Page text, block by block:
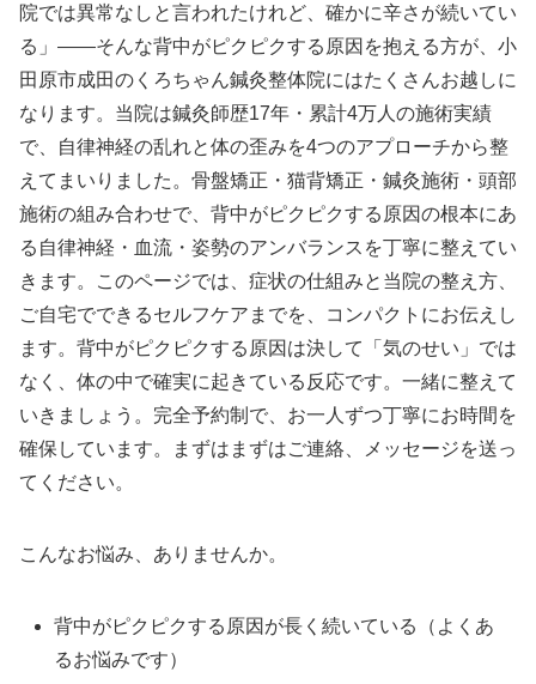
院では異常なしと言われたけれど、確かに辛さが続いてい
る」——そんな背中がピクピクする原因を抱える方が、小
田原市成田のくろちゃん鍼灸整体院にはたくさんお越しに
なります。当院は鍼灸師歴17年・累計4万人の施術実績
で、自律神経の乱れと体の歪みを4つのアプローチから整
えてまいりました。骨盤矯正・猫背矯正・鍼灸施術・頭部
施術の組み合わせで、背中がピクピクする原因の根本にあ
る自律神経・血流・姿勢のアンバランスを丁寧に整えてい
きます。このページでは、症状の仕組みと当院の整え方、
ご自宅でできるセルフケアまでを、コンパクトにお伝えし
ます。背中がピクピクする原因は決して「気のせい」では
なく、体の中で確実に起きている反応です。一緒に整えて
いきましょう。完全予約制で、お一人ずつ丁寧にお時間を
確保しています。まずはまずはご連絡、メッセージを送っ
てください。
こんなお悩み、ありませんか。
背中がピクピクする原因が長く続いている（よくあ
るお悩みです）